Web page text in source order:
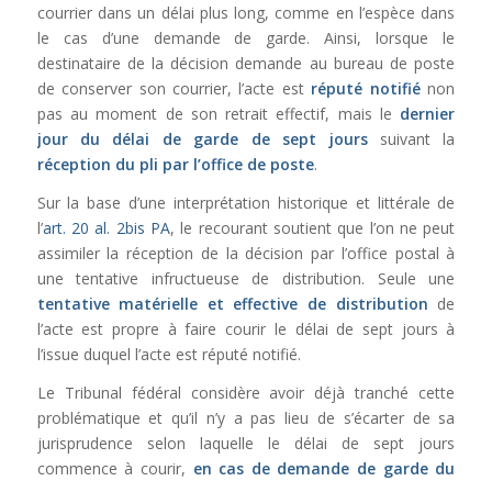
courrier dans un délai plus long, comme en l’espèce dans
le cas d’une demande de garde. Ainsi, lorsque le
destinataire de la décision demande au bureau de poste
de conserver son courrier, l’acte est réputé notifiénon
pas au moment de son retrait effectif, mais le dernier
jour du délai de garde de sept jourssuivant la
réception du pli par l’office de poste.
Sur la base d’une interprétation historique et littérale de
l’art. 20 al. 2bis PA, le recourant soutient que l’on ne peut
assimiler la réception de la décision par l’office postal à
une tentative infructueuse de distribution. Seule une
tentative matérielle et effective de distribution de
l’acte est propre à faire courir le délai de sept jours à
l’issue duquel l’acte est réputé notifié.
Le Tribunal fédéral considère avoir déjà tranché cette
problématique et qu’il n’y a pas lieu de s’écarter de sa
jurisprudence selon laquelle le délai de sept jours
commence à courir, en cas de demande de garde du